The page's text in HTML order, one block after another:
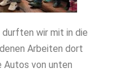
wir mit in die
Arbeiten dort
Autos von unten